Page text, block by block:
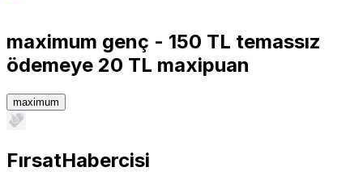
maximum genç - 150 TL temassız
ödemeye 20 TL maxipuan
maximum
FırsatHabercisi